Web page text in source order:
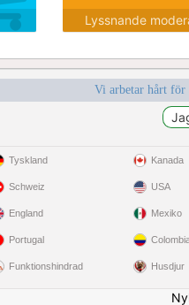
Lyssnande
Vi arbetar hårt för
Tyskland
Schweiz
England
Portugal
Funktionshindrad
Kanada
USA
Mexiko
Husdjur